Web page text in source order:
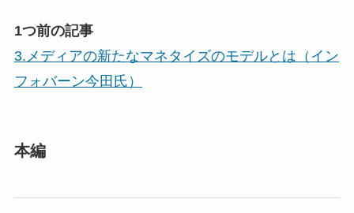
1つ前の記事
3.メディアの新たなマネタイズのモデルとは（イン
フォバーン今田氏）
本編